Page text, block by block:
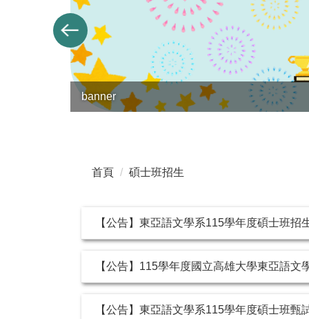
首頁 碩士班招生
【公告】東亞語文學系115學年度碩士班招
【公告】115學年度國立高雄大學東亞語文
【公告】東亞語文學系115學年度碩士班甄